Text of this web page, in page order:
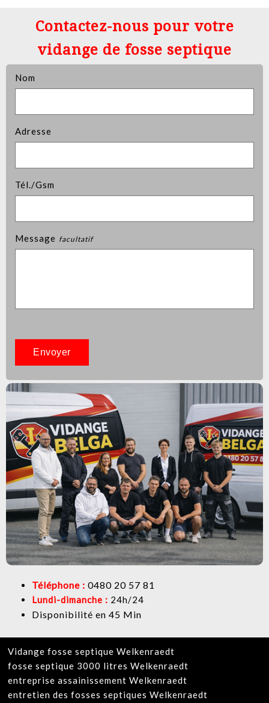
Contactez-nous pour votre
vidange de fosse septique
Nom
Adresse
Tél./Gsm
Message
Téléphone : 0480 20 57 81
Lundi-dimanche : 24h/24
Disponibilité en 45 Min
Vidange fosse septique Welkenraedt
fosse septique 3000 litres Welkenraedt
entreprise assainissement Welkenraedt
entretien des fosses septiques Welkenraedt